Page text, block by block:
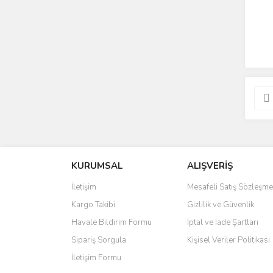
KURUMSAL
İletişim
Kargo Takibi
Havale Bildirim Formu
Sipariş Sorgula
İletişim Formu
ALIŞVERİŞ
Mesafeli Satış
Gizlilik ve Güvenlik
İptal ve İade Şartları
Kişisel Veriler Politikası